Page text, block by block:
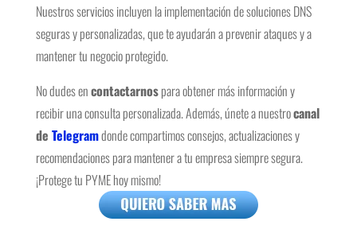
Nuestros servicios incluyen la implementación de soluciones DNS
seguras y personalizadas, que te ayudarán a prevenir ataques y a
mantener tu negocio protegido.
No dudes encontactarnospara obtener más información y
recibir una consulta personalizada. Además, únete a nuestrocanal
de Telegramdonde compartimos consejos, actualizaciones y
recomendaciones para mantener a tu empresa siempre segura.
¡Protege tu PYME hoy mismo!